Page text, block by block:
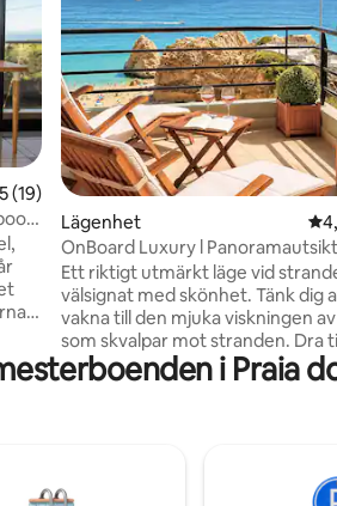
5 i genomsnittligt betyg, 19 omdömen
(19)
|
Lägenhet
OnBoard Luxury l
havet vid stranden
Ett riktigt utmärkt läge vid
välsignat med skönhet. Tänk dig
vakna till den mjuka viskningen
som skvalpar mot stranden. Dra
gardinerna, du välkomnas med
imponerande utsikt över det
Omfamna livet på stranden Praia
i Praia